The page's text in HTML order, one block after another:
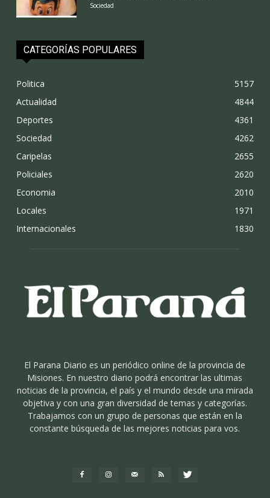
Sociedad
CATEGORÍAS POPULARES
Politica
5157
Actualidad
4844
Deportes
4361
Sociedad
4262
Caripelas
2655
Policiales
2620
Economia
2010
Locales
1971
Internacionales
1830
El Parana Diario es un periódico online de la provincia de
Misiones. En nuestro diario podrá encontrar las ultimas
noticias de la provincia, el país y el mundo desde una mirada
objetiva y con una gran diversidad de temas y categorías.
Trabajamos con un grupo de personas que están en la
constante búsqueda de las mejores noticias para vos.